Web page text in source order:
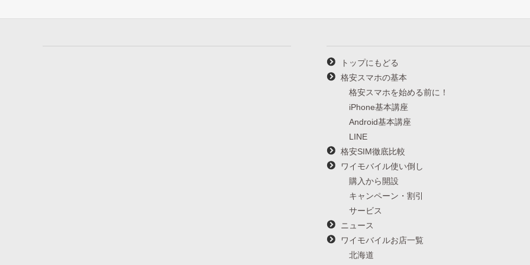
トップにもどる
格安スマホの基本
格安スマホを始める前に！
iPhone基本講座
Android基本講座
LINE
格安SIM徹底比較
ワイモバイル使い倒し
購入から開設
キャンペーン・割引
サービス
ニュース
ワイモバイルお店一覧
北海道